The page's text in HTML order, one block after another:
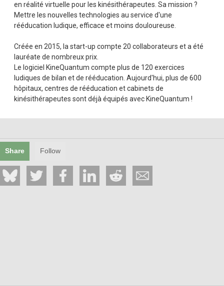
en réalité virtuelle pour les kinésithérapeutes. Sa mission ?
Mettre les nouvelles technologies au service d'une
rééducation ludique, efficace et moins douloureuse.
Créée en 2015, la start-up compte 20 collaborateurs et a été
lauréate de nombreux prix.
Le logiciel KineQuantum compte plus de 120 exercices
ludiques de bilan et de rééducation. Aujourd'hui, plus de 600
hôpitaux, centres de rééducation et cabinets de
kinésithérapeutes sont déjà équipés avec KineQuantum !
Share Follow